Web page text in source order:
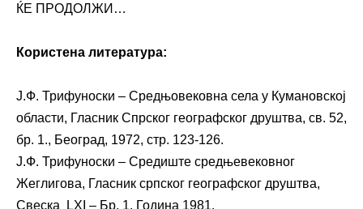
ЌЕ ПРОДОЛЖИ…
Користена литература:
Ј.Ф. Трифуноски – Средњовековна села у Кумановској
области, Гласник Спрског географског друштва, св. 52,
бр. 1., Београд, 1972, стр. 123-126.
Ј.Ф. Трифуноски – Средиште средњевековног
Жеглигова, Гласник српског географског друштва,
Свеска LXI – Бр. 1, Година 1981.